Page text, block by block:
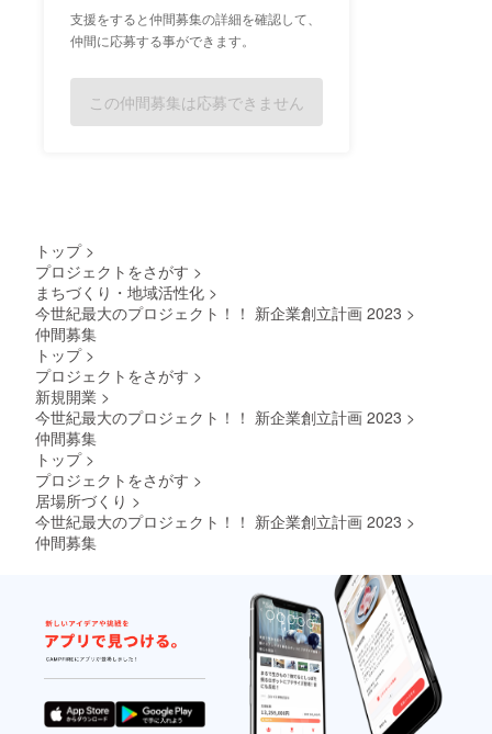
支援をすると仲間募集の詳細を確認して、
仲間に応募する事ができます。
この仲間募集は応募できません
トップ >
プロジェクトをさがす >
まちづくり・地域活性化 >
今世紀最大のプロジェクト！！ 新企業創立計画 2023 >
仲間募集
トップ >
プロジェクトをさがす >
新規開業 >
今世紀最大のプロジェクト！！ 新企業創立計画 2023 >
仲間募集
トップ >
プロジェクトをさがす >
居場所づくり >
今世紀最大のプロジェクト！！ 新企業創立計画 2023 >
仲間募集